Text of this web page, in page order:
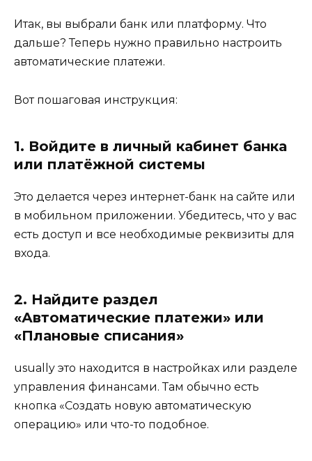
Итак, вы выбрали банк или платформу. Что
дальше? Теперь нужно правильно настроить
автоматические платежи.
Вот пошаговая инструкция:
1. Войдите в личный кабинет банка
или платёжной системы
Это делается через интернет-банк на сайте или
в мобильном приложении. Убедитесь, что у вас
есть доступ и все необходимые реквизиты для
входа.
2. Найдите раздел
«Автоматические платежи» или
«Плановые списания»
usually это находится в настройках или разделе
управления финансами. Там обычно есть
кнопка «Создать новую автоматическую
операцию» или что-то подобное.